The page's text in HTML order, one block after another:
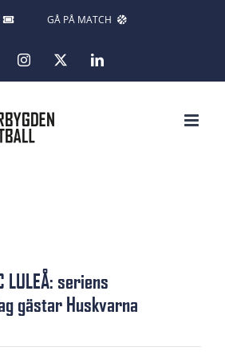
GÅ PÅ MATCH
FacebookInstagram LinkedIn
LULEÅ: seriens
gästar Huskvarna